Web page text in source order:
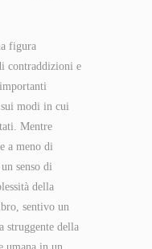
figura
contraddizioni e
sui modi in cui
Mentre
a meno di
senso di
della
sentivo un
struggente della